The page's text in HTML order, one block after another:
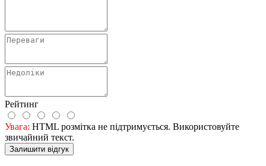
Рейтинг
Увага: HTML розмітка не підтримується. Використовуйте
звичайний текст.
Залишити відгук